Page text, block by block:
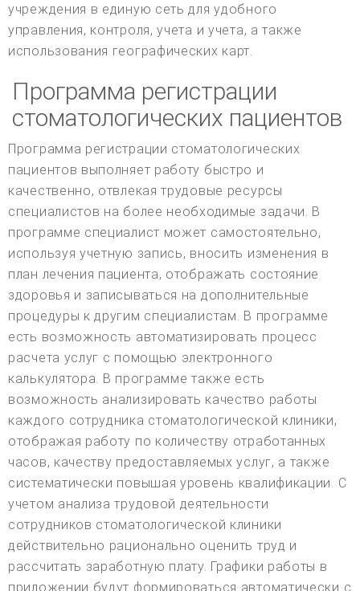
учреждения в единую сеть для удобного
управления, контроля, учета и учета, а также
использования географических карт.
Программа регистрации
стоматологических пациентов
Программа регистрации стоматологических
пациентов выполняет работу быстро и
качественно, отвлекая трудовые ресурсы
специалистов на более необходимые задачи. В
программе специалист может самостоятельно,
используя учетную запись, вносить изменения в
план лечения пациента, отображать состояние
здоровья и записываться на дополнительные
процедуры к другим специалистам. В программе
есть возможность автоматизировать процесс
расчета услуг с помощью электронного
калькулятора. В программе также есть
возможность анализировать качество работы
каждого сотрудника стоматологической клиники,
отображая работу по количеству отработанных
часов, качеству предоставляемых услуг, а также
систематически повышая уровень квалификации. С
учетом анализа трудовой деятельности
сотрудников стоматологической клиники
действительно рационально оценить труд и
рассчитать заработную плату. Графики работы в
приложении будут формироваться автоматически с